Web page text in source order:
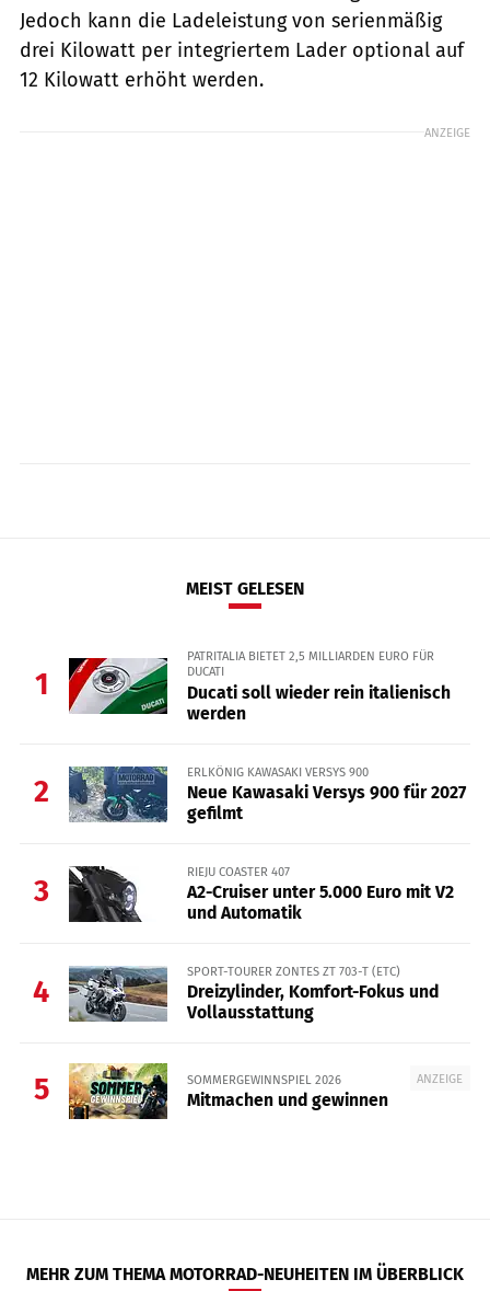
Jedoch kann die Ladeleistung von serienmäßig
drei Kilowatt per integriertem Lader optional auf
12 Kilowatt erhöht werden.
ANZEIGE
MEIST GELESEN
1
PATRITALIA BIETET 2,5 MILLIARDEN EURO FÜR
DUCATI
Ducati soll wieder rein italienisch
werden
2
ERLKÖNIG KAWASAKI VERSYS 900
Neue Kawasaki Versys 900 für 2027
gefilmt
3
RIEJU COASTER 407
A2-Cruiser unter 5.000 Euro mit V2
und Automatik
4
SPORT-TOURER ZONTES ZT 703-T (ETC)
Dreizylinder, Komfort-Fokus und
Vollausstattung
5 ANZEIGE
SOMMERGEWINNSPIEL 2026
Mitmachen und gewinnen
MEHR ZUM THEMA MOTORRAD-NEUHEITEN IM ÜBERBLICK